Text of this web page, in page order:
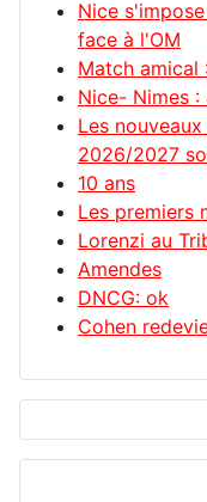
Nice
face à l'OM
Match amical
Nice- Nimes :
Les
2026/2027
10 ans
Les premiers
Lorenzi au
Amendes
DNCG: ok
Cohen